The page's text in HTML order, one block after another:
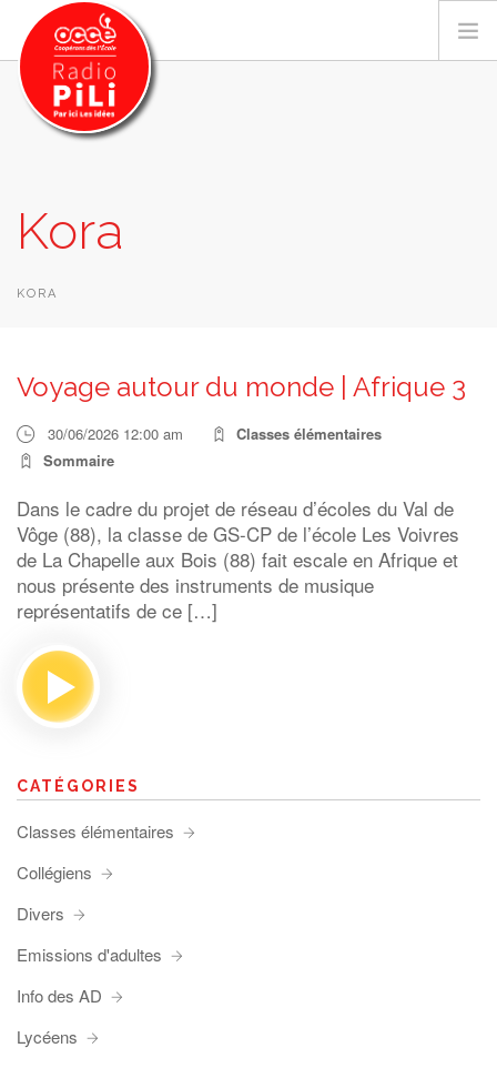
GRILLE DES PROGRAMMES
EMISSIONS / PODCASTS
RECHERCHER
Kora
KORA
Voyage autour du monde | Afrique 3
30/06/2026 12:00 am
Classes élémentaires
Sommaire
Dans le cadre du projet de réseau d’écoles du Val de
Vôge (88), la classe de GS-CP de l’école Les Voivres
de La Chapelle aux Bois (88) fait escale en Afrique et
nous présente des instruments de musique
représentatifs de ce […]
CATÉGORIES
Classes élémentaires
Collégiens
Divers
Emissions d'adultes
Info des AD
Lycéens